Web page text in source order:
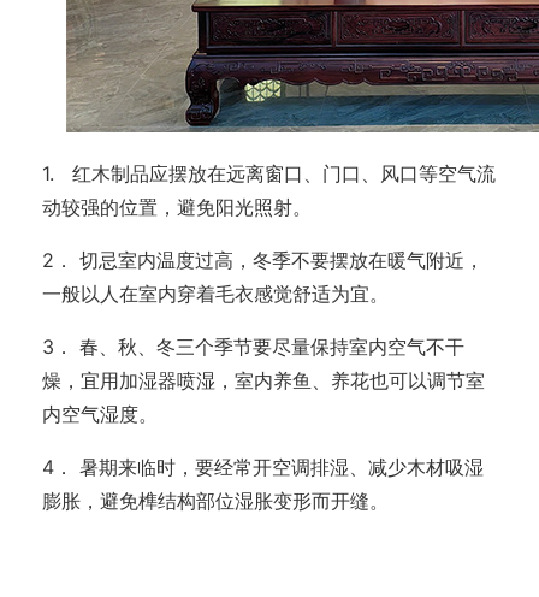
1. 红木制品应摆放在远离窗口、门口、风口等空气流
动较强的位置，避免阳光照射。
2． 切忌室内温度过高，冬季不要摆放在暖气附近，
一般以人在室内穿着毛衣感觉舒适为宜。
3． 春、秋、冬三个季节要尽量保持室内空气不干
燥，宜用加湿器喷湿，室内养鱼、养花也可以调节室
内空气湿度。
4． 暑期来临时，要经常开空调排湿、减少木材吸湿
膨胀，避免榫结构部位湿胀变形而开缝。